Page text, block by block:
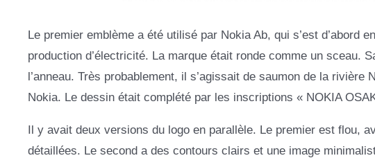
Le premier emblème a été utilisé par Nokia Ab, qui s’est d’abord
production d’électricité. La marque était ronde comme un sceau.
l’anneau. Très probablement, il s’agissait de saumon de la
Nokia. Le dessin était complété par les inscriptions « NOKIA
Il y avait deux versions du logo en parallèle. Le premier est flou,
détaillées. Le second a des contours clairs et une image